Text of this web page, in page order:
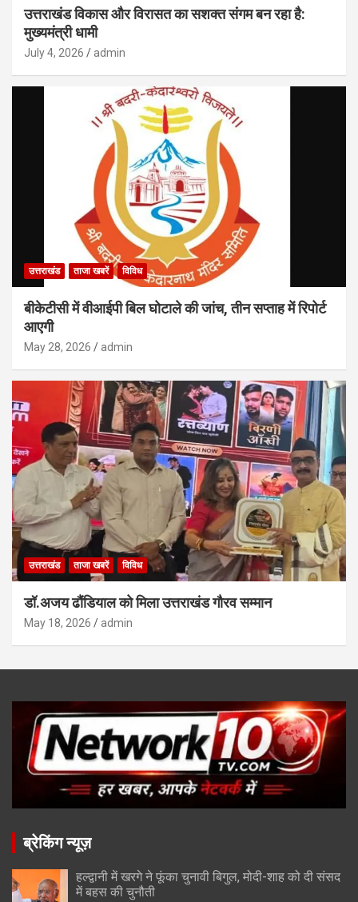
उत्तराखंड विकास और विरासत का सशक्त संगम बन रहा है:
मुख्यमंत्री धामी
July 4, 2026 admin
उत्तराखंड ताजा खबरें विविध
बीकेटीसी में वीआईपी बिल घोटाले की जांच, तीन सप्ताह में रिपोर्ट
आएगी
May 28, 2026 admin
उत्तराखंड ताजा खबरें विविध
डॉ.अजय ढौंडियाल को मिला उत्तराखंड गौरव सम्मान
May 18, 2026 admin
ब्रेकिंग न्यूज़
हल्द्वानी में खरगे ने फूंका चुनावी बिगुल, मोदी-शाह को दी संसद
में बहस की चुनौती